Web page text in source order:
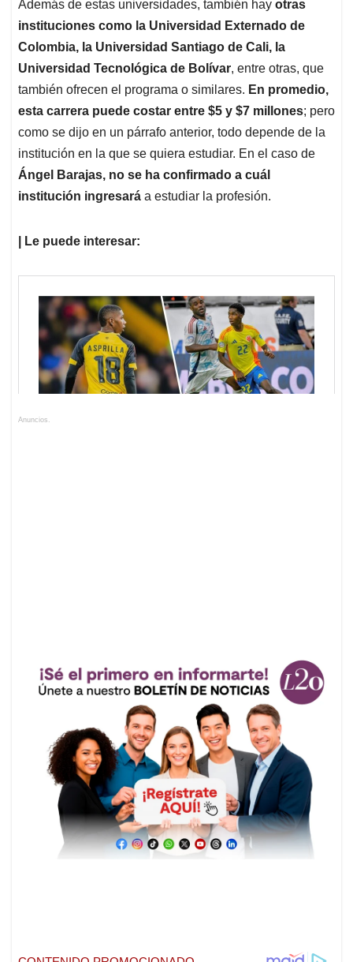
Además de estas universidades, también hay otras
instituciones como la Universidad Externado de
Colombia, la Universidad Santiago de Cali, la
Universidad Tecnológica de Bolívar, entre otras, que
también ofrecen el programa o similares. En promedio,
esta carrera puede costar entre $5 y $7 millones; pero
como se dijo en un párrafo anterior, todo depende de la
institución en la que se quiera estudiar. En el caso de
Ángel Barajas, no se ha confirmado a cuál
institución ingresará a estudiar la profesión.
| Le puede interesar:
Anuncios.